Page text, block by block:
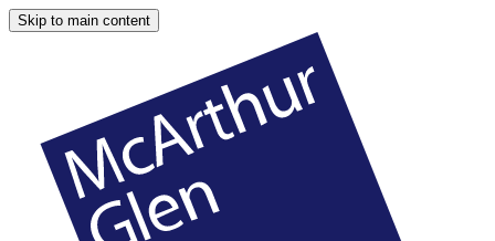
Skip to main content